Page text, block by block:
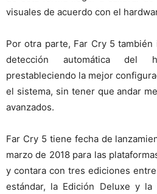
visuales de acuerdo con el
Por otra parte, Far Cry 5
detección automática del
prestableciendo la mejor
el sistema, sin tener que andar
avanzados.
Far Cry 5 tiene fecha de
marzo de 2018 para las
y contara con tres ediciones
estándar, la Edición Deluxe y